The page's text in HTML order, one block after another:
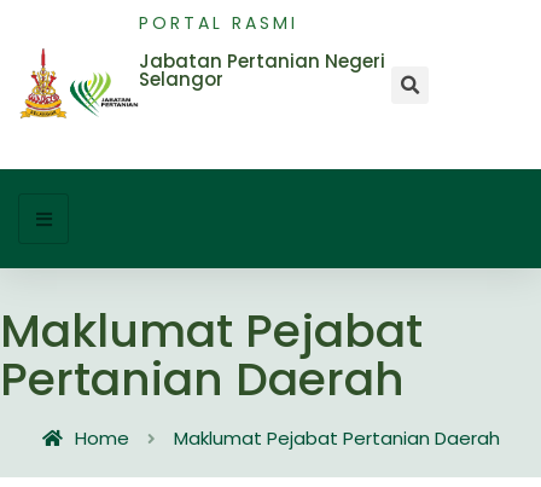
PORTAL RASMI
Jabatan Pertanian Negeri
Selangor
Maklumat Pejabat
Pertanian Daerah
Home Maklumat Pejabat Pertanian Daerah